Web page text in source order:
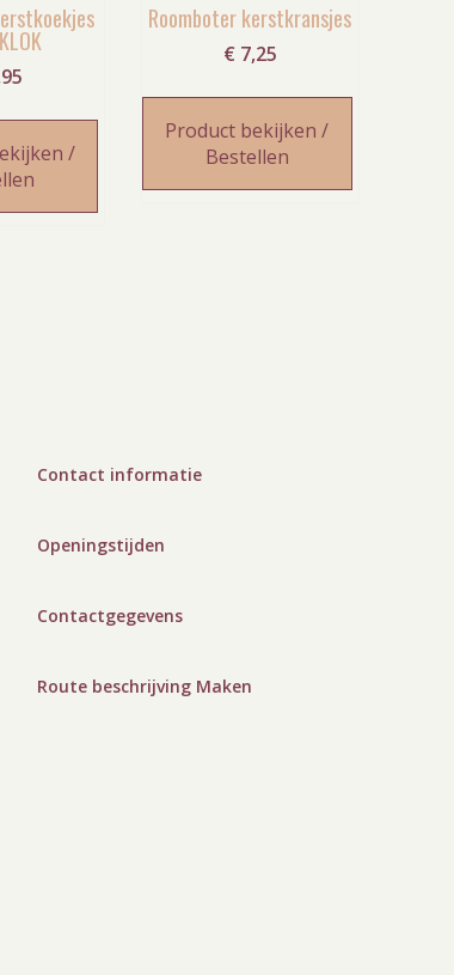
/
Roomboter kerstkransjes
€ 7,25
Product bekijken /
Bestellen
Contact informatie
Openingstijden
Contactgegevens
Route beschrijving Maken